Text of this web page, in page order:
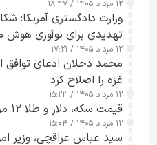
۱۲ مرداد ۱۴۰۵ / ۱۸:۴۷
تهدیدی برای نوآوری
۱۲ مرداد ۱۴۰۵ / ۱۷:۲۱
محمد دحلان ادعای توافق
غزه را اصلاح کرد
۱۲ مرداد ۱۴۰۵ / ۱۵:۲۳
قیمت سکه، دلار و طلا ۱۲ مرداد+ جدول
۱۲ مرداد ۱۴۰۵ / ۱۵:۰۴
سید عباس عراقچی، وزیر